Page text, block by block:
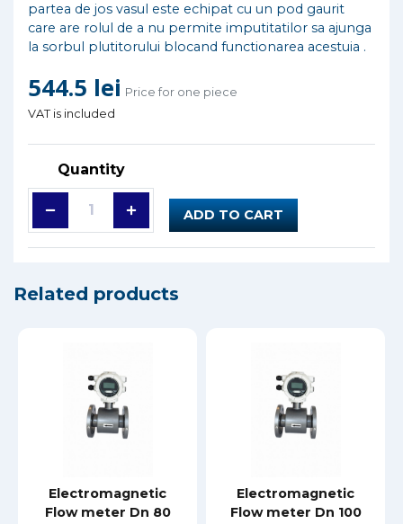
partea de jos vasul este echipat cu un pod gaurit
care are rolul de a nu permite imputitatilor sa ajunga
la sorbul plutitorului blocand functionarea acestuia .
544.5 lei Price for one piece
VAT is included
Quantity
ADD TO CART
Related products
Electromagnetic
Flow meter Dn 80
Electromagnetic
Flow meter Dn 100